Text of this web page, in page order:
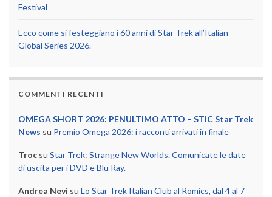
Festival
Ecco come si festeggiano i 60 anni di Star Trek all’Italian
Global Series 2026.
COMMENTI RECENTI
OMEGA SHORT 2026: PENULTIMO ATTO – STIC Star Trek
News su Premio Omega 2026: i racconti arrivati in finale
Troc su Star Trek: Strange New Worlds. Comunicate le date
di uscita per i DVD e Blu Ray.
Andrea Nevi su Lo Star Trek Italian Club al Romics, dal 4 al 7